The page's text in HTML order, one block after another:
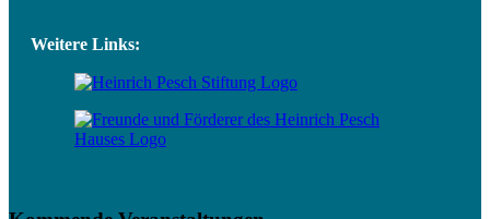
Weitere Links: